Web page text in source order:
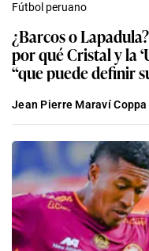
Fútbol peruano
¿Barcos o
por qué Cristal y la
“que puede definir
Jean Pierre Maraví Coppa